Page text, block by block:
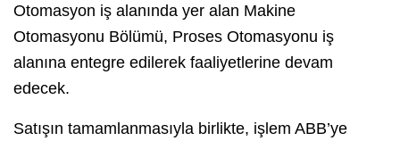
Otomasyon iş alanında yer alan Makine
Otomasyonu Bölümü, Proses Otomasyonu iş
alanına entegre edilerek faaliyetlerine devam
edecek.
Satışın tamamlanmasıyla birlikte, işlem ABB’ye